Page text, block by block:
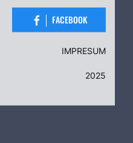
FACEBOOK
IMPRESUM
2025